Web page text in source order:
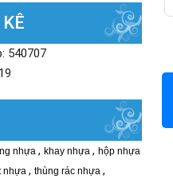
540707
nhựa , khay nhựa , hộp nhựa
nhựa , thùng rác nhựa ,